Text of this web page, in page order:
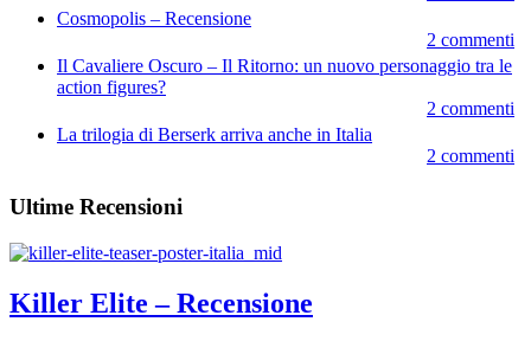
Cosmopolis – Recensione
2 commenti
Il Cavaliere Oscuro – Il Ritorno: un nuovo personaggio tra le
action figures?
2 commenti
La trilogia di Berserk arriva anche in Italia
2 commenti
Ultime Recensioni
Killer Elite – Recensione